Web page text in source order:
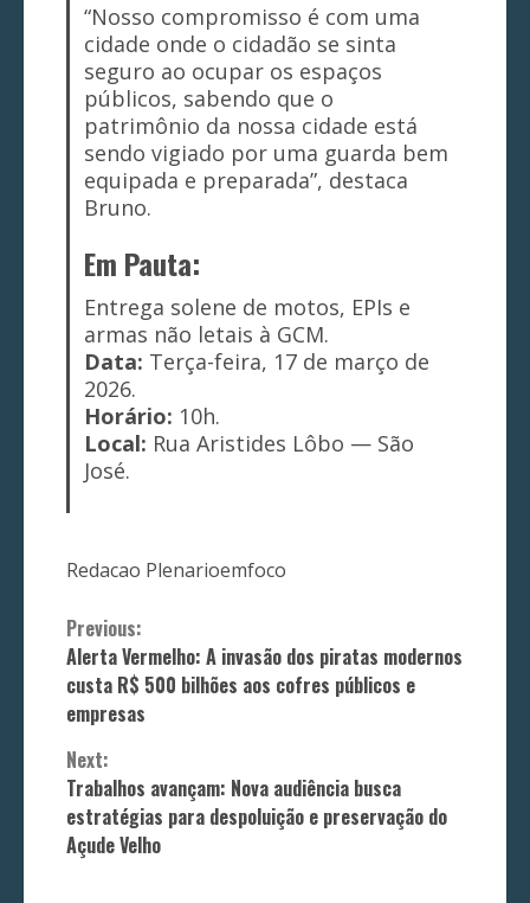
“Nosso compromisso é com uma
cidade onde o cidadão se sinta
seguro ao ocupar os espaços
públicos, sabendo que o
patrimônio da nossa cidade está
sendo vigiado por uma guarda bem
equipada e preparada”, destaca
Bruno.
Em Pauta:
Entrega solene de motos, EPIs e
armas não letais à GCM.
Data: Terça-feira, 17 de março de
2026.
Horário: 10h.
Local: Rua Aristides Lôbo — São
José.
Redacao Plenarioemfoco
Continue
Reading
Previous:
Alerta Vermelho: A invasão dos piratas modernos
custa R$ 500 bilhões aos cofres públicos e
empresas
Next:
Trabalhos avançam: Nova audiência busca
estratégias para despoluição e preservação do
Açude Velho